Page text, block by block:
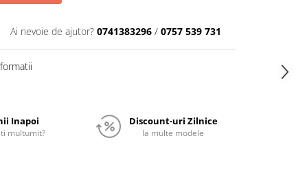
Ai nevoie de ajutor? 0741383296 / 0757 539 731
Inapoi
multumit?
Discount-uri Zilnice
la multe modele